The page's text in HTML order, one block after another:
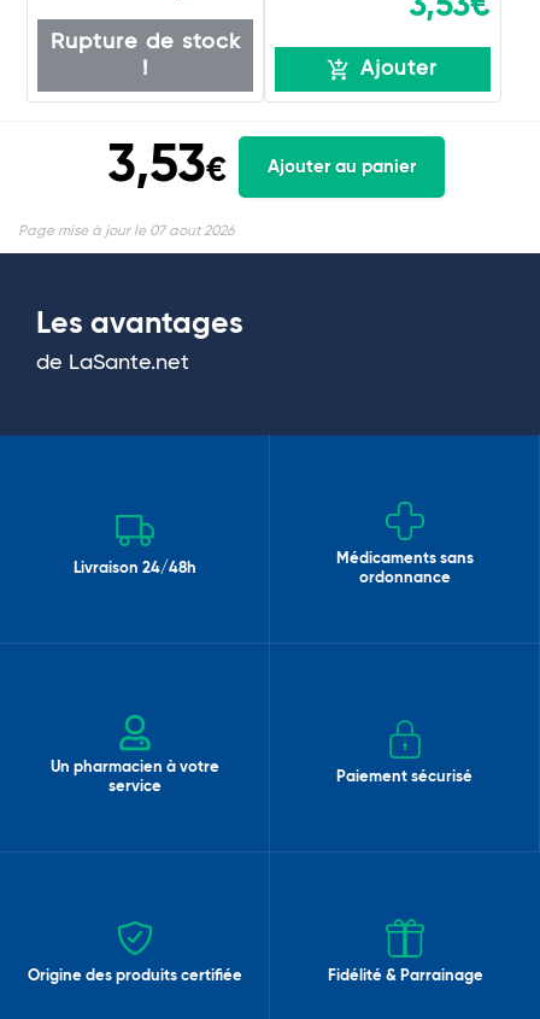
Rupture de stock
!
Ajouter
3,53€ Ajouter au panier
Page mise à jour le 07 aout 2026
Les avantages
de LaSante.net
Livraison 24/48h
Médicaments sans
ordonnance
Un pharmacien à votre
service
Paiement sécurisé
Origine des produits certifiée Fidélité & Parrainage